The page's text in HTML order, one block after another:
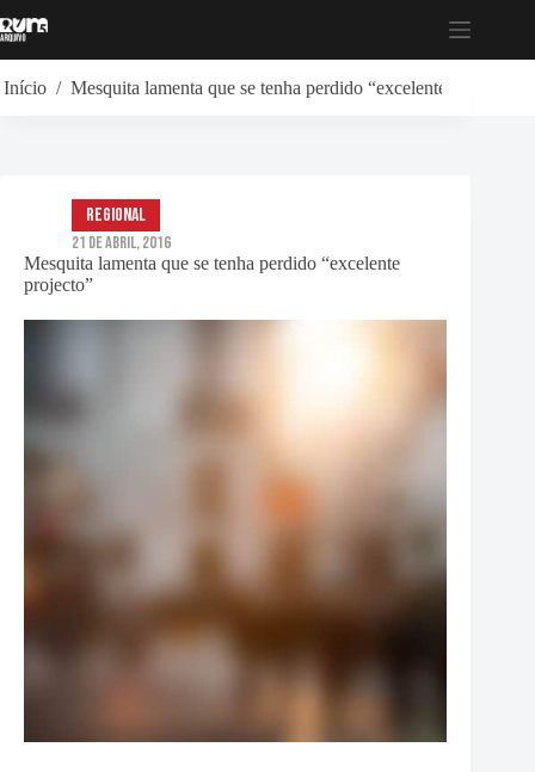
para
Início / Mesquita lamenta que se tenha perdido “excelente projecto”
Mesquita lamenta que se tenha perdido “excelente
projecto”
Regional
21 de Abril, 2016